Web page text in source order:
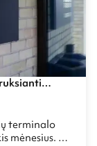
terminalo
mėnesius. Po